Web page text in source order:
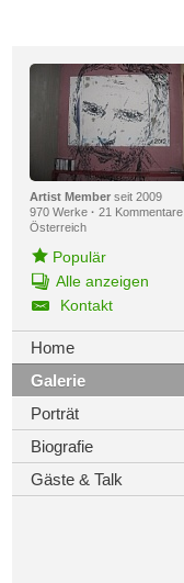
Artist Memberseit 2009
970 Werke · 21 Kommentare
Österreich
Populär
Alle anzeigen
Kontakt
Home
Galerie
Porträt
Biografie
Gäste & Talk